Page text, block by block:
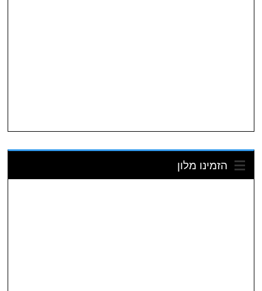
הזמינו מלון